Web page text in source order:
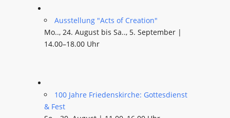
Ausstellung "Acts of Creation"
Mo.., 24. August bis Sa.., 5. September |
14.00–18.00 Uhr
100 Jahre Friedenskirche: Gottesdienst
& Fest